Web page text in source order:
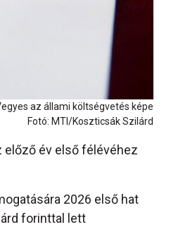
az állami költségvetés képe
Fotó: MTI/Koszticsák Szilárd
előző év első félévéhez
2026 első hat
forinttal lett